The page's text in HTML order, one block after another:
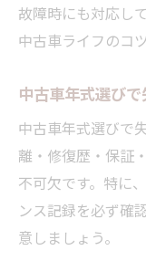
故障時にも対応し
中古車ライフのコ
中古車年式選び
中古車年式選びで
離・修復歴・保証
不可欠です。特に
ンス記録を必ず確
意しましょう。